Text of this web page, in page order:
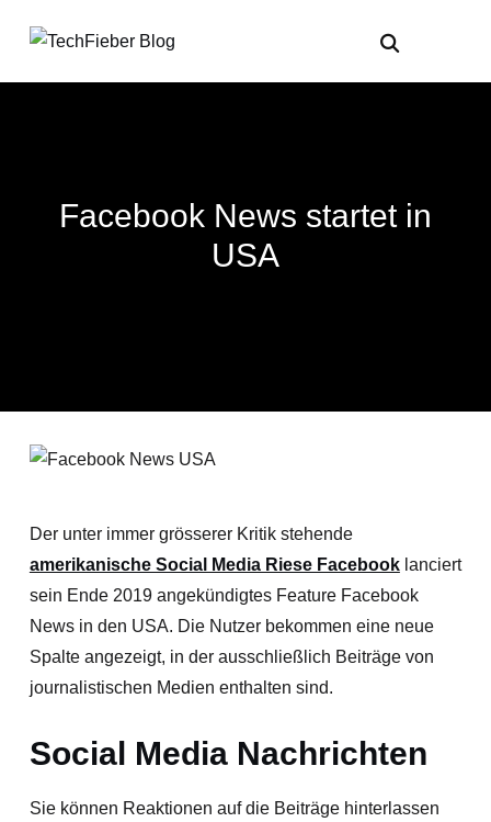
Facebook News startet in
USA
Der unter immer grösserer Kritik stehende
amerikanische Social Media Riese Facebooklanciert
sein Ende 2019 angekündigtes Feature Facebook
News in den USA. Die Nutzer bekommen eine neue
Spalte angezeigt, in der ausschließlich Beiträge von
journalistischen Medien enthalten sind.
Social Media Nachrichten
Sie können Reaktionen auf die Beiträge hinterlassen